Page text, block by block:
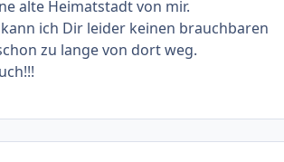
alte Heimatstadt von mir.
ich Dir leider keinen brauchbaren
zu lange von dort weg.